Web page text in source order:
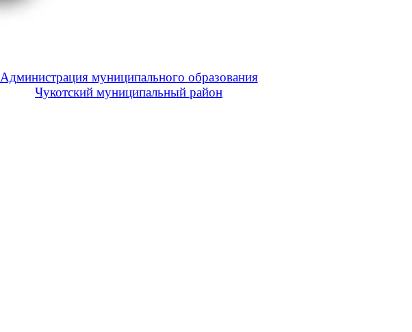
Администрация муниципального образования
Чукотский муниципальный район